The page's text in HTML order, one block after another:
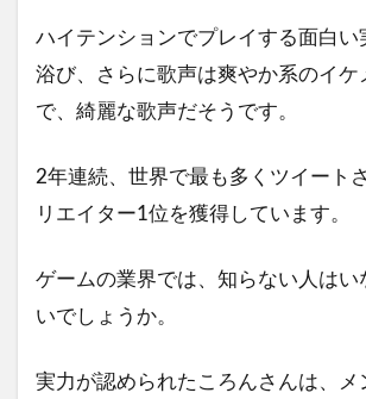
ハイテンションでプレイする面白い
浴び、さらに歌声は爽やか系のイケ
で、綺麗な歌声だそうです。
2年連続、世界で最も多くツイート
リエイター1位を獲得しています。
ゲームの業界では、知らない人はい
いでしょうか。
実力が認められたころんさんは、メ